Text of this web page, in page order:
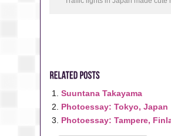
Suuntana Takayama
Photoessay: Tokyo, Japan
Photoessay: Tampere,